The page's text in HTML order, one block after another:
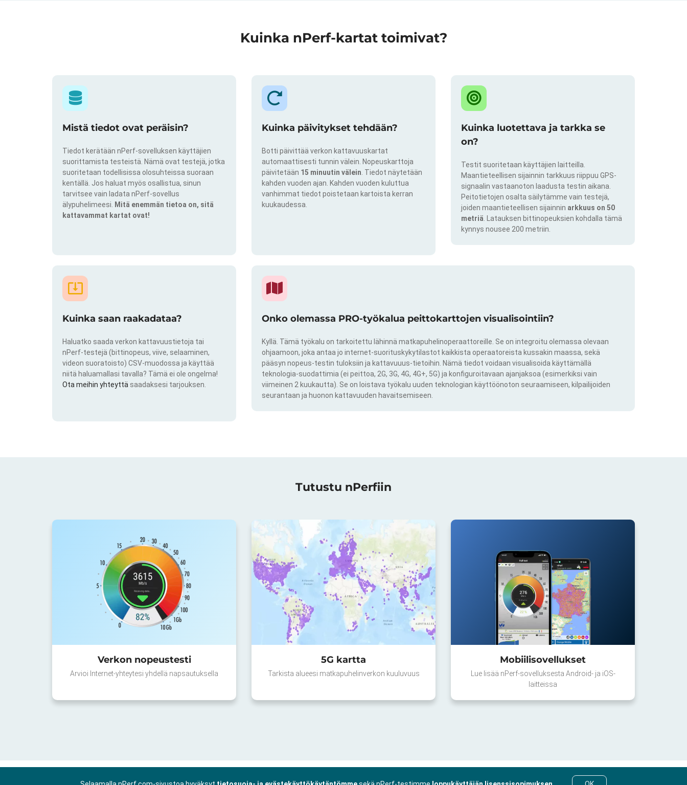
Kuinka nPerf-kartat toimivat?
Mistä tiedot ovat peräisin?
Tiedot kerätään nPerf-sovelluksen käyttäjien
suorittamista testeistä. Nämä ovat testejä, jotka
suoritetaan todellisissa olosuhteissa suoraan
kentällä. Jos haluat myös osallistua, sinun
tarvitsee vain ladata nPerf-sovellus
älypuhelimeesi.
Mitä enemmän tietoa on, sitä
kattavammat kartat ovat!
Kuinka päivitykset tehdään?
Botti päivittää verkon kattavuuskartat
automaattisesti tunnin välein. Nopeuskarttoja
päivitetään 15 minuutin välein . Tiedot näytetään
kahden vuoden ajan. Kahden vuoden kuluttua
vanhimmat tiedot poistetaan kartoista kerran
kuukaudessa.
Kuinka luotettava ja tarkka se
on?
Testit suoritetaan käyttäjien laitteilla.
Maantieteellisen sijainnin tarkkuus riippuu GPS-
signaalin vastaanoton laadusta testin aikana.
Peitotietojen osalta säilytämme vain testejä,
joiden maantieteellisen sijainnin arkkuus on 50
metriä . Latauksen bittinopeuksien kohdalla tämä
kynnys nousee 200 metriin.
Kuinka saan raakadataa?
Haluatko saada verkon kattavuustietoja tai
nPerf-testejä (bittinopeus, viive, selaaminen,
videon suoratoisto) CSV-muodossa ja käyttää
niitä haluamallasi tavalla? Tämä ei ole ongelma!
Ota meihin yhteyttä saadaksesi tarjouksen.
Onko olemassa PRO-työkalua peittokarttojen visualisointiin?
Kyllä. Tämä työkalu on tarkoitettu lähinnä matkapuhelinoperaattoreille. Se on integroitu olemassa olevaan
ohjaamoon, joka antaa jo internet-suorituskykytilastot kaikkista operaatoreista kussakin maassa, sekä
pääsyn nopeus-testin tuloksiin ja kattavuuus-tietoihin. Nämä tiedot voidaan visualisoida käyttämällä
teknologia-suodattimia (ei peittoa, 2G, 3G, 4G, 4G+, 5G) ja konfiguroitavaan ajanjaksoa (esimerkiksi vain
viimeinen 2 kuukautta). Se on loistava työkalu uuden teknologian käyttöönoton seuraamiseen, kilpailijoiden
seurantaan ja huonon kattavuuden havaitsemiseen.
Tutustu nPerfiin
Verkon nopeustesti
Arvioi Internet-yhteytesi yhdellä napsautuksella
5G kartta
Tarkista alueesi matkapuhelinverkon kuuluvuus
Mobiilisovellukset
Lue lisää nPerf-sovelluksesta Android- ja iOS-
laitteissa